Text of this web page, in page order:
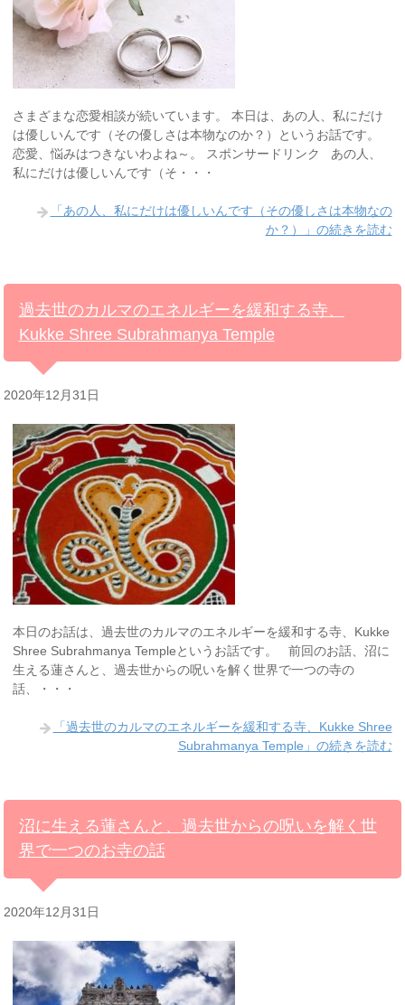
さまざまな恋愛相談が続いています。 本日は、あの人、私にだけ
は優しいんです（その優しさは本物なのか？）というお話です。
恋愛、悩みはつきないわよね～。 スポンサードリンク あの人、
私にだけは優しいんです（そ・・・
「あの人、私にだけは優しいんです（その優しさは本物なの
か？）」の続きを読む
過去世のカルマのエネルギーを緩和する寺、
Kukke Shree Subrahmanya Temple
2020年12月31日
本日のお話は、過去世のカルマのエネルギーを緩和する寺、Kukke
Shree Subrahmanya Templeというお話です。 前回のお話、沼に
生える蓮さんと、過去世からの呪いを解く世界で一つの寺の
話、・・・
「過去世のカルマのエネルギーを緩和する寺、Kukke Shree
Subrahmanya Temple」の続きを読む
沼に生える蓮さんと、過去世からの呪いを解く世
界で一つのお寺の話
2020年12月31日